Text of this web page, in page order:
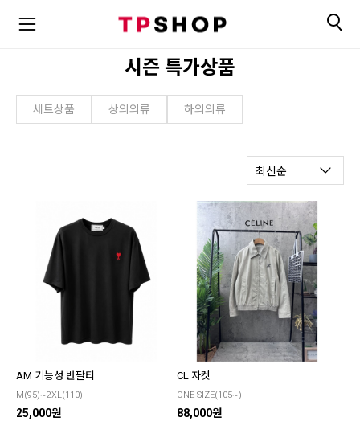
시즌 특가상품
세트상품 상의의류 하의의류
AM 기능성 반팔티
M(95)~2XL(110)
25,000원
CL 자켓
ONE SIZE(105~)
88,000원